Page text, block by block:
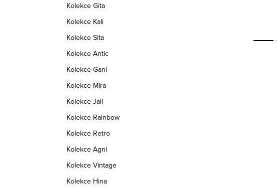
Kolekce Gita
Kolekce Kali
Kolekce Sita
Kolekce Antic
Kolekce Gani
Kolekce Mira
Kolekce Jali
Kolekce Rainbow
Kolekce Retro
Kolekce Agni
Kolekce Vintage
Kolekce Hina